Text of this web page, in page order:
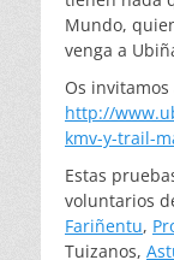
Mundo,
venga a
Os
http://
kmv-y-trail-
Estas
voluntarios
Fariñentu,
Tuizanos,